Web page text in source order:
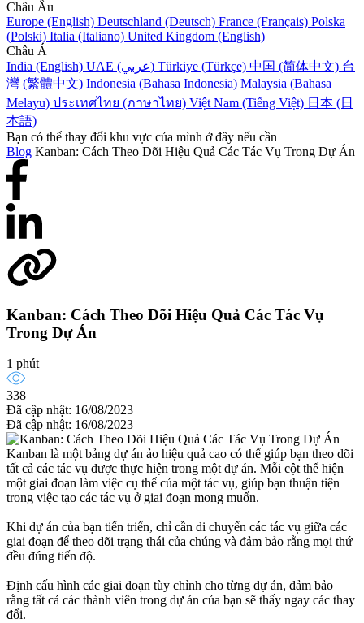
Châu Âu
Europe (English) Deutschland (Deutsch) France (Français) Polska
(Polski) Italia (Italiano) United Kingdom (English)
Châu Á
India (English)
UAE (عربي) Türkiye (Türkçe) 中国 (简体中文) 台
灣 (繁體中文) Indonesia (Bahasa Indonesia) Malaysia (Bahasa
Melayu) ประเทศไทย (ภาษาไทย) Việt Nam (Tiếng Việt) 日本 (日
本語)
Bạn có thể thay đổi khu vực của mình ở đây nếu cần
Blog Kanban: Cách Theo Dõi Hiệu Quả Các Tác Vụ Trong Dự Án
Kanban: Cách Theo Dõi Hiệu Quả Các Tác Vụ
Trong Dự Án
1 phút
338
Đã cập nhật: 16/08/2023
Đã cập nhật: 16/08/2023
Kanban là một bảng dự án ảo hiệu quả cao có thể giúp bạn theo dõi
tất cả các tác vụ được thực hiện trong một dự án. Mỗi cột thể hiện
một giai đoạn làm việc cụ thể của một tác vụ, giúp bạn thuận tiện
trong việc tạo các tác vụ ở giai đoạn mong muốn.
Khi dự án của bạn tiến triển, chỉ cần di chuyển các tác vụ giữa các
giai đoạn để theo dõi trạng thái của chúng và đảm bảo rằng mọi thứ
đều đúng tiến độ.
Định cấu hình các giai đoạn tùy chỉnh cho từng dự án, đảm bảo
rằng tất cả các thành viên trong dự án của bạn sẽ thấy ngay các thay
đổi.